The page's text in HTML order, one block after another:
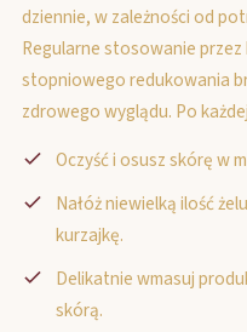
dziennie, w zależności od
Regularne stosowanie
stopniowego redukowania
zdrowego wyglądu. Po
Oczyść i osusz skórę w
Nałóż niewielką ilość
kurzajkę.
Delikatnie wmasuj
skórą.